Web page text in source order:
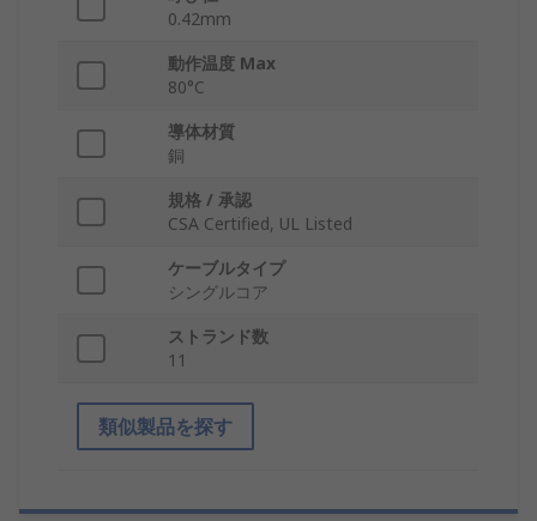
0.42mm
動作温度 Max
80°C
導体材質
銅
規格 / 承認
CSA Certified, UL Listed
ケーブルタイプ
シングルコア
ストランド数
11
類似製品を探す